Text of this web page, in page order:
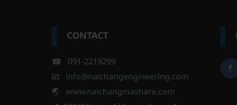
CONTACT
☎ 091-2219299
📧 info@naichangengineering.com
🌏 www.naichangmashare.com